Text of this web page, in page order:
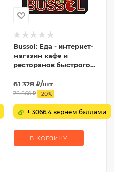
Bussol: Еда - интернет-
магазин кафе и
ресторанов быстрого
61 328 ₽/шт
76 660₽ -20%
+ 3066.4 вернем баллами
В КОРЗИНУ